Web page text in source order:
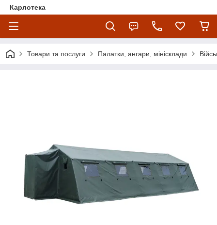
Карлотека
Товари та послуги Палатки, ангари, мінісклади